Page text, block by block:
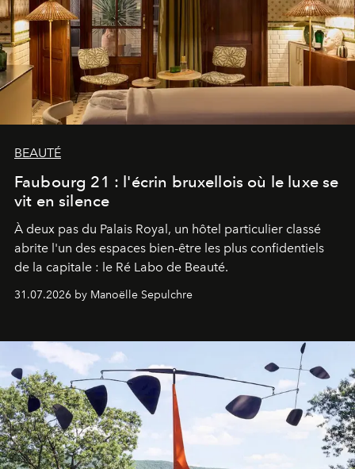
BEAUTÉ
Faubourg 21 : l'écrin bruxellois où le luxe se
vit en silence
À deux pas du Palais Royal, un hôtel particulier classé
abrite l'un des espaces bien-être les plus confidentiels
de la capitale : le Ré Labo de Beauté.
31.07.2026 by Manoëlle Sepulchre